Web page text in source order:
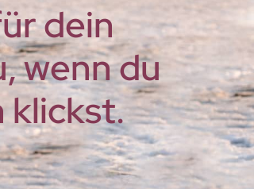
dein
wenn du
klickst.